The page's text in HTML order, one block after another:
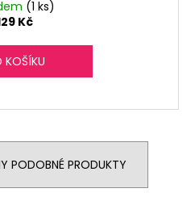
(1 ks)
Kč
KOŠÍKU
PODOBNÉ PRODUKTY